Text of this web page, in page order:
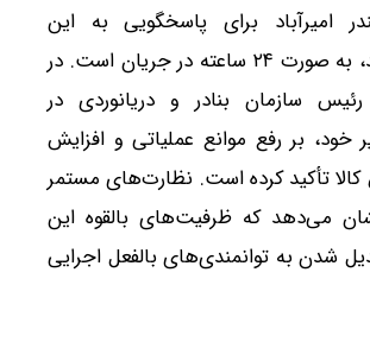
امیرآباد برای پاسخگویی به این
مأموریت جدید، به صورت ۲۴ ساعته در جریان است. در
سازمان بنادر و دریانوردی در
خود، بر رفع موانع عملیاتی و افزایش
تأکید کرده است. نظارت‌های مستمر
می‌دهد که ظرفیت‌های بالقوه این
شدن به توانمندی‌های بالفعل اجرایی